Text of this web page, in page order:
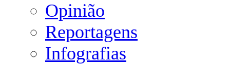
Opinião
Reportagens
Infografias